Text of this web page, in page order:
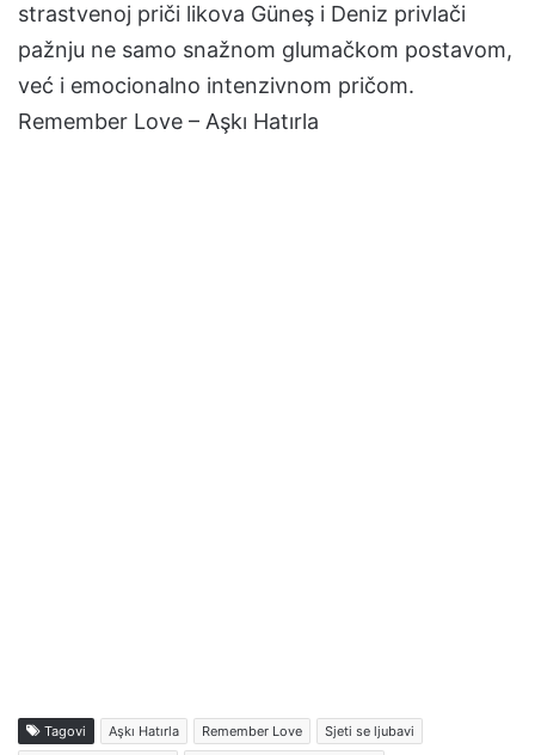
strastvenoj priči likova Güneş i Deniz privlači
pažnju ne samo snažnom glumačkom postavom,
već i emocionalno intenzivnom pričom.
Remember Love – Aşkı Hatırla
Tagovi Aşkı Hatırla Remember Love Sjeti se ljubavi